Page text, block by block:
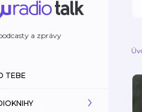
a zprávy
TEBE